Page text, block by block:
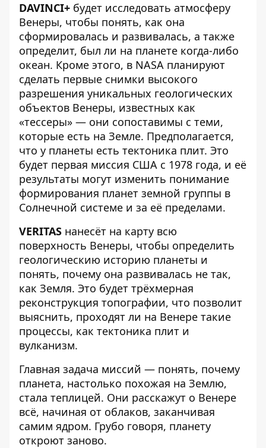
DAVINCI+ будет исследовать атмосферу
Венеры, чтобы понять, как она
сформировалась и развивалась, а также
определит, был ли на планете когда-либо
океан. Кроме этого, в NASA планируют
сделать первые снимки высокого
разрешения уникальных геологических
объектов Венеры, известных как
«тессеры» — они сопоставимы с теми,
которые есть на Земле. Предполагается,
что у планеты есть тектоника плит. Это
будет первая миссия США с 1978 года, и её
результаты могут изменить понимание
формирования планет земной группы в
Солнечной системе и за её пределами.
VERITAS нанесёт на карту всю
поверхность Венеры, чтобы определить
геологическию историю планеты и
понять, почему она развивалась не так,
как Земля. Это будет трёхмерная
реконструкция топографии, что позволит
выяснить, проходят ли на Венере такие
процессы, как тектоника плит и
вулканизм.
Главная задача миссий — понять, почему
планета, настолько похожая на Землю,
стала теплицей. Они расскажут о Венере
всё, начиная от облаков, заканчивая
самим ядром. Грубо говоря, планету
откроют заново.